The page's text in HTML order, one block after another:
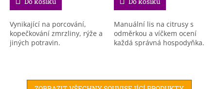
Vynikající na porcování,
kopečkování zmrzliny, rýže a
jiných potravin.
Manuální lis na citrusy s
odměrkou a víčkem ocení
každá správná hospodyňka.